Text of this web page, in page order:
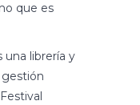
que es
una librería y
gestión